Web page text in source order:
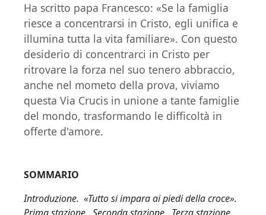
Ha scritto papa Francesco: «Se la famiglia
riesce a concentrarsi in Cristo, egli unifica e
illumina tutta la vita familiare». Con questo
desiderio di concentrarci in Cristo per
ritrovare la forza nel suo tenero abbraccio,
anche nel mometo della prova, viviamo
questa Via Crucis in unione a tante famiglie
del mondo, trasformando le difficoltà in
offerte d'amore.
SOMMARIO
Introduzione. «Tutto si impara ai piedi della croce».